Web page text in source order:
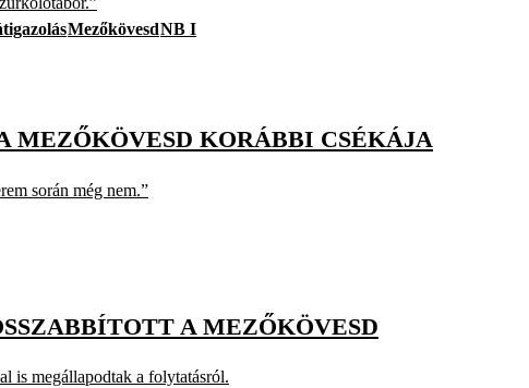
MezőkövesdNB I
MEZŐKÖVESD KORÁBBI CSÉKÁJA
során még nem.”
A MEZŐKÖVESD
is megállapodtak a folytatásról.